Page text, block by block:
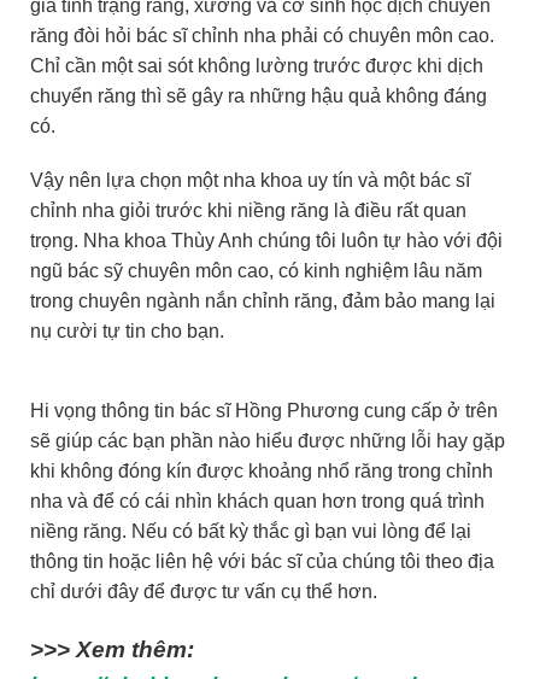
giá tình trạng răng, xương và cơ sinh học dịch chuyển
răng đòi hỏi bác sĩ chỉnh nha phải có chuyên môn cao.
Chỉ cần một sai sót không lường trước được khi dịch
chuyển răng thì sẽ gây ra những hậu quả không đáng
có.
Vậy nên lựa chọn một nha khoa uy tín và một bác sĩ
chỉnh nha giỏi trước khi niềng răng là điều rất quan
trọng. Nha khoa Thùy Anh chúng tôi luôn tự hào với đội
ngũ bác sỹ chuyên môn cao, có kinh nghiệm lâu năm
trong chuyên ngành nắn chỉnh răng, đảm bảo mang lại
nụ cười tự tin cho bạn.
Hi vọng thông tin bác sĩ Hồng Phương cung cấp ở trên
sẽ giúp các bạn phần nào hiểu được những lỗi hay gặp
khi không đóng kín được khoảng nhổ răng trong chỉnh
nha và để có cái nhìn khách quan hơn trong quá trình
niềng răng. Nếu có bất kỳ thắc gì bạn vui lòng để lại
thông tin hoặc liên hệ với bác sĩ của chúng tôi theo địa
chỉ dưới đây để được tư vấn cụ thể hơn.
>>> Xem thêm: